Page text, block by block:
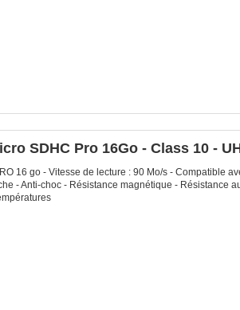
SDHC Pro 16Go - Class 10 -
16 go - Vitesse de lecture : 90 Mo/s - Compatible
- Anti-choc - Résistance magnétique - Résistance